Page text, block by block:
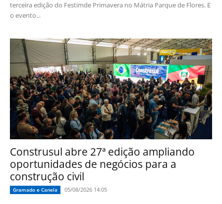
terceira edição do Festimde Primavera no Mátria Parque de Flores. E
o evento...
Construsul abre 27ª edição ampliando
oportunidades de negócios para a
construção civil
Gramado e Canela 05/08/2026 14:05